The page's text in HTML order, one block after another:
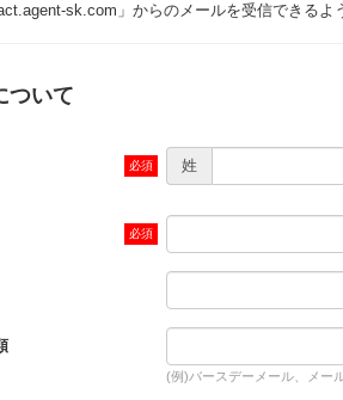
sk.com」からのメールを受信できるよ
ついて
姓
(例)バースデーメール、メー